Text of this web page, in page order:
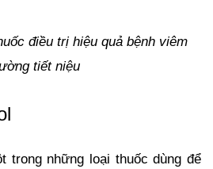
điều trị hiệu quả bệnh viêm
tiết niệu
trong những loại thuốc dùng để